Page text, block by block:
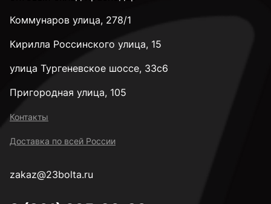
Коммунаров улица, 278/1
Кирилла Россинского улица, 15
улица Тургеневское шоссе, 33с6
Пригородная улица, 105
Контакты
Доставка по всей России
zakaz@23bolta.ru